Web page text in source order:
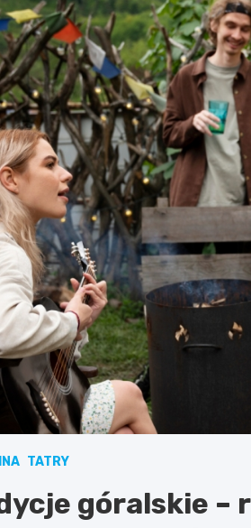
TATRY
góralskie –